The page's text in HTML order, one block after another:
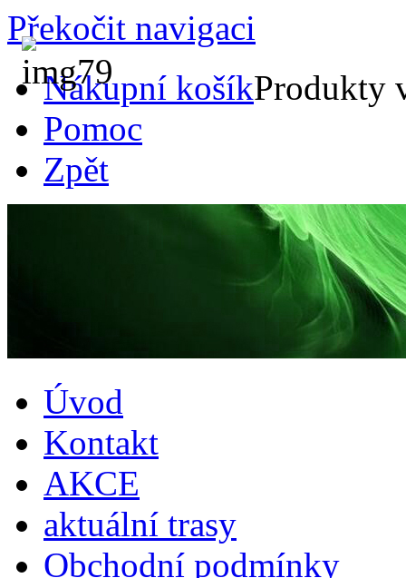
Překočit navigaci
Nákupní košíkProdukty
Pomoc
Zpět
Úvod
Kontakt
AKCE
aktuální trasy
Obchodní podmínky